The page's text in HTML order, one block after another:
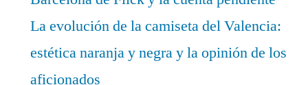
La evolución de la camiseta del Valencia:
estética naranja y negra y la opinión de los
aficionados